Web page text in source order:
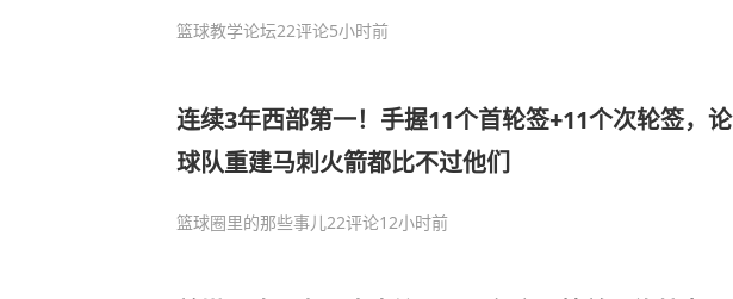
篮球教学论坛22评论5小时前
连续3年西部第一！手握11个首轮签+11个次轮签，论
球队重建马刺火箭都比不过他们
篮球圈里的那些事儿22评论12小时前